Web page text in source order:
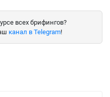
всех брифингов?
канал в Telegram!